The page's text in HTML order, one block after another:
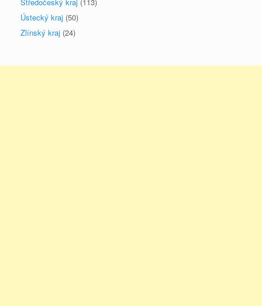
Středočeský kraj (113)
Ústecký kraj (50)
Zlínský kraj (24)